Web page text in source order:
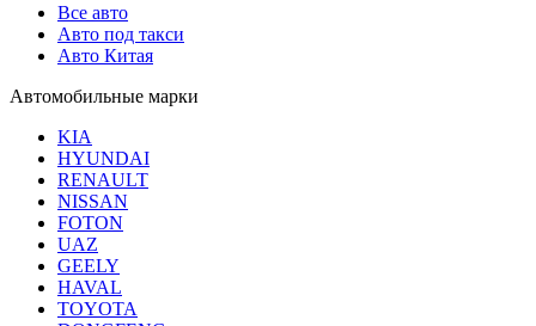
Все авто
Авто под такси
Авто Китая
Автомобильные марки
KIA
HYUNDAI
RENAULT
NISSAN
FOTON
UAZ
GEELY
HAVAL
TOYOTA